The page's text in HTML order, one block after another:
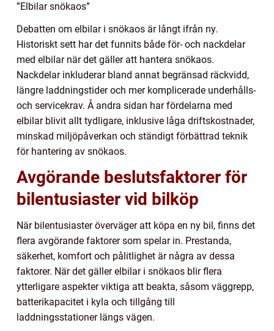
”Elbilar snökaos”
Debatten om elbilar i snökaos är långt ifrån ny.
Historiskt sett har det funnits både för- och nackdelar
med elbilar när det gäller att hantera snökaos.
Nackdelar inkluderar bland annat begränsad räckvidd,
längre laddningstider och mer komplicerade underhålls-
och servicekrav. Å andra sidan har fördelarna med
elbilar blivit allt tydligare, inklusive låga driftskostnader,
minskad miljöpåverkan och ständigt förbättrad teknik
för hantering av snökaos.
Avgörande beslutsfaktorer för
bilentusiaster vid bilköp
När bilentusiaster överväger att köpa en ny bil, finns det
flera avgörande faktorer som spelar in. Prestanda,
säkerhet, komfort och pålitlighet är några av dessa
faktorer. När det gäller elbilar i snökaos blir flera
ytterligare aspekter viktiga att beakta, såsom väggrepp,
batterikapacitet i kyla och tillgång till
laddningsstationer längs vägen.